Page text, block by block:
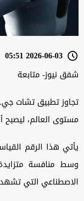
2026-06-03 05:51
شفق نيوز- متابعة
تجاوز تطبيق تشات
مستوى العالم،
يأتي هذا الرقم
وسط منافسة
الاصطناعي التي